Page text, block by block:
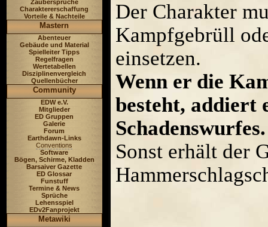
Zaubersprüche
Charaktererschaffung
Vorteile & Nachteile
Mastern
Abenteuer
Gebäude und Material
Spielleiter Tipps
Regelfragen
Wertetabellen
Disziplinenvergleich
Quellenbücher
Community
EDW e.V.
Mitglieder
ED Gruppen
Galerie
Forum
Earthdawn-Links
Conventions
Software
Bögen, Schirme, Kladden
Barsaiver Gazette
ED Glossar
Funstuff
Termine & News
Sprüche
Lehensspiel
EDv2Fanprojekt
Metawiki
Der Charakter
Kampfgebrüll
einsetzen.
Wenn er die
besteht, addiert
Schadenswurfes.
Sonst erhält der